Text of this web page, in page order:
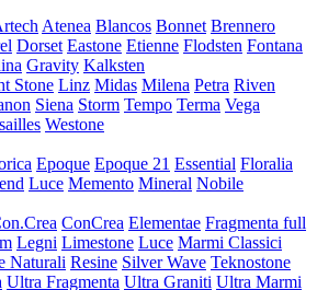
Atenea Blancos Bonnet Brennero
Dorset Eastone Etienne Flodsten Fontana
Gravity Kalksten
Stone Linz Midas Milena Petra Riven
Siena Storm Tempo Terma Vega
Westone
Epoque Epoque 21 Essential Floralia
Luce Memento Mineral Nobile
ConCrea Elementae Fragmenta full
Legni Limestone Luce Marmi Classici
Naturali Resine Silver Wave Teknostone
Ultra Fragmenta Ultra Graniti Ultra Marmi